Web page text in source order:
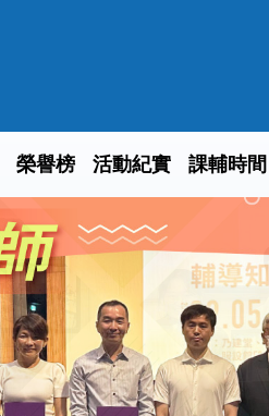
榮譽榜 活動紀實 課輔時間